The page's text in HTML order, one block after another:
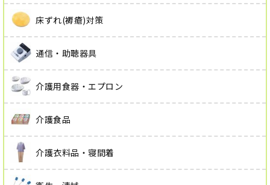
床ずれ(褥瘡)対策
通信・助聴器具
介護用食器・エプロン
介護食品
介護衣料品・寝間着